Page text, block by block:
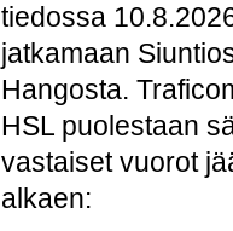
tiedossa
jatkamaan
Hangosta.
HSL puolestaan
vastaiset vuorot
alkaen: